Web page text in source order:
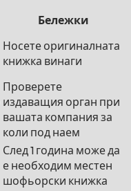
Бележки
Носете оригиналната
книжка винаги
Проверете
издаващия орган при
вашата компания за
коли под наем
След 1 година може да
е необходим местен
шофьорски книжка